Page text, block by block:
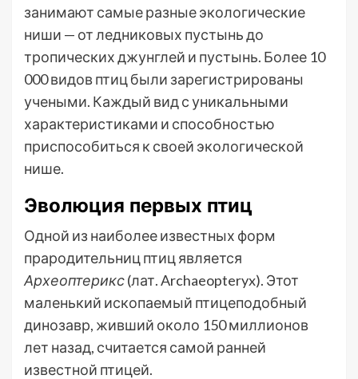
занимают самые разные экологические
ниши — от ледниковых пустынь до
тропических джунглей и пустынь. Более 10
000 видов птиц были зарегистрированы
учеными. Каждый вид с уникальными
характеристиками и способностью
приспособиться к своей экологической
нише.
Эволюция первых птиц
Одной из наиболее известных форм
прародительниц птиц является
Археоптерикс(лат. Archaeopteryx). Этот
маленький ископаемый птицеподобный
динозавр, живший около 150 миллионов
лет назад, считается самой ранней
известной птицей.